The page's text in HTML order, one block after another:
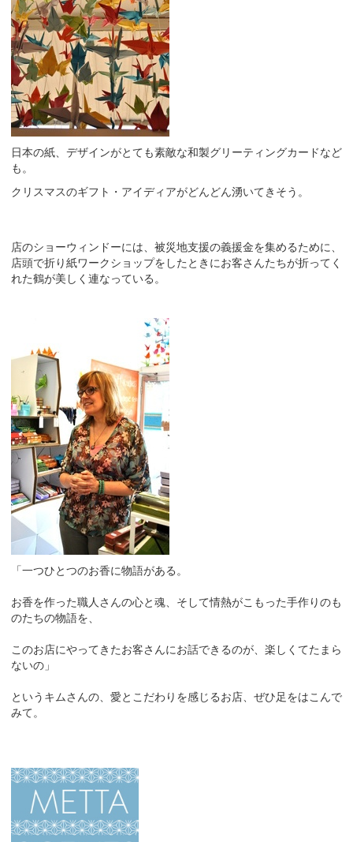
日本の紙、デザインがとても素敵な和製グリーティングカードなど
も。
クリスマスのギフト・アイディアがどんどん湧いてきそう。
店のショーウィンドーには、被災地支援の義援金を集めるために、
店頭で折り紙ワークショップをしたときにお客さんたちが折ってく
れた鶴が美しく連なっている。
「一つひとつのお香に物語がある。
お香を作った職人さんの心と魂、そして情熱がこもった手作りのも
のたちの物語を、
このお店にやってきたお客さんにお話できるのが、楽しくてたまら
ないの」
というキムさんの、愛とこだわりを感じるお店、ぜひ足をはこんで
みて。